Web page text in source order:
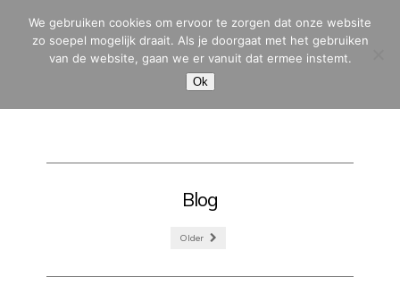
MENU
Blog
Older
We gebruiken cookies om ervoor te zorgen dat onze website
zo soepel mogelijk draait. Als je doorgaat met het gebruiken
van de website, gaan we er vanuit dat ermee instemt.
Ok